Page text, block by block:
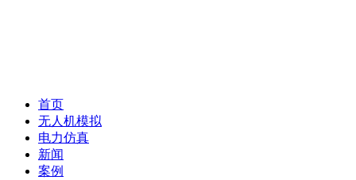
首页
无人机模拟
电力仿真
新闻
案例